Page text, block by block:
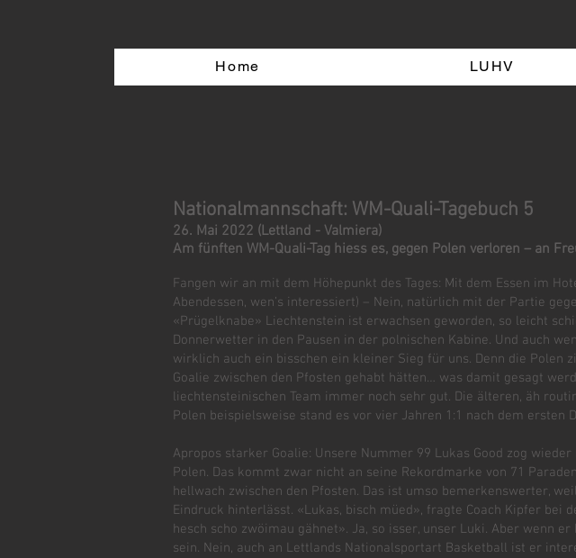
Home LUHV
Nationalmannschaft: WM-Quali-Tagebuch 5
26. Mai 2022 (Lettland - Valmiera)
Am fünften WM-Quali-Tag hiess es, gegen Polen verloren – an
Fangen wir an mit dem Höhepunkt des Tages: Mit dem Essen im
Abendessen, wen’s interessiert) – Nein, natürlich mit der Partie
«Prügelknabe» Liechtenstein ist erwachsen geworden, so leicht
Donnerwetter in den Pausen in der polnischen Kabine. Und auch
wirklich auch ein bisschen ein kleiner Sieg für uns. Denn die
Goalie zwischen den Pfosten gehabt hätten… was damit gesagt
liechtensteinischen Team immer noch sehr gut. Die älteren, äh
Polen beispielsweise stand es vor vier Jahren 1:1 nach dem ersten
Apropos starker Goalie: Unsere Nummer 99 Lukas Good zog
Polen. Das kommt zwar nicht an seine Rekordmarke von 71
hellwach zwischen den Pfosten. Das ist umso bemerkenswerter,
Eindruck hinterlässt. «Lukas, bisch müed», fragte Coach Kipfer bei
hesch scho zwöimau gähnet». Ja, so isser, unser Luki. Aber wenn
sein. Nein, auch an Lettlands Nationalsportart Basketball ist er